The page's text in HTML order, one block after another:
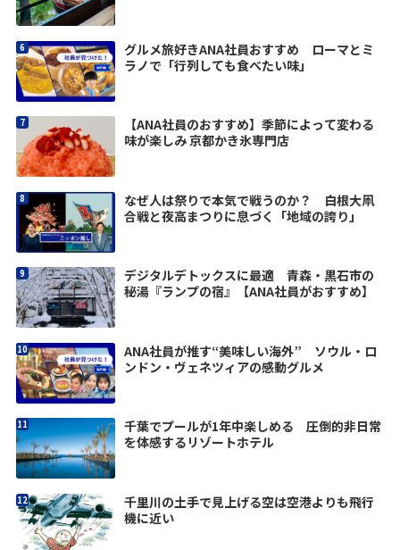
グルメ旅好きANA社員おすすめ ローマとミ
ラノで「行列しても食べたい味」
【ANA社員のおすすめ】季節によって変わる
味が楽しみ 京都かき氷専門店
なぜ人は祭りで本気で戦うのか？ 白根大凧
合戦と夜高まつりに息づく「地域の誇り」
デジタルデトックスに最適 青森・黒石市の
秘湯『ランプの宿』【ANA社員がおすすめ】
ANA社員が推す“美味しい海外” ソウル・ロ
ンドン・ヴェネツィアの感動グルメ
千葉でプールが1年中楽しめる 圧倒的非日常
を体感するリゾートホテル
千里川の土手で見上げる空は空港よりも飛行
機に近い